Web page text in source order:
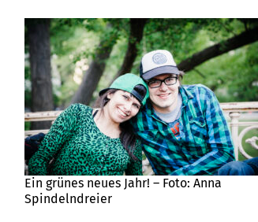
Ein grünes neues Jahr! – Foto: Anna
Spindelndreier